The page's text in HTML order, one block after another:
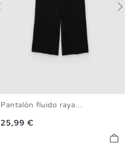
38
Pantalón fluido raya...
Precio
25,99 €